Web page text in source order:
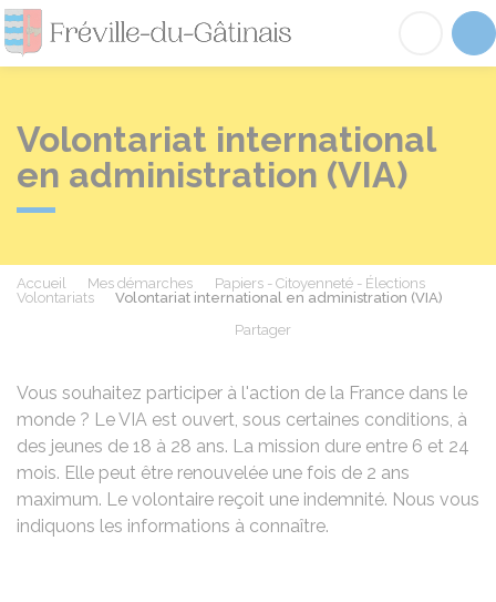
Fréville-du-
Volontariat international
en administration (VIA)
Accueil Mes démarches
Papiers - Citoyenneté - Élections
Volontariats
Volontariat international en administration (VIA)
Partager
Vous souhaitez participer à l'action de la France dans le
monde ? Le VIA est ouvert, sous certaines conditions, à
des jeunes de 18 à 28 ans. La mission dure entre 6 et 24
mois. Elle peut être renouvelée une fois de 2 ans
maximum. Le volontaire reçoit une indemnité. Nous vous
indiquons les informations à connaître.